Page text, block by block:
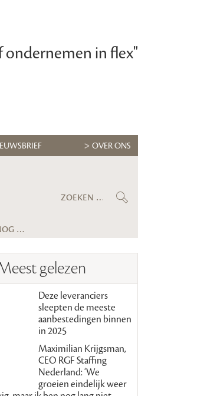
in flex"
OVER ONS
Maximilian Krijgsman, CEO RGF Staffing Nederland: ‘We groeien eindelijk weer stevig, maar ik ben nog lang niet tevreden’
gelezen
Deze leveranciers
sleepten de meeste
aanbestedingen binnen
in 2025
Maximilian Krijgsman,
CEO RGF Staffing
Nederland: ‘We
groeien eindelijk weer